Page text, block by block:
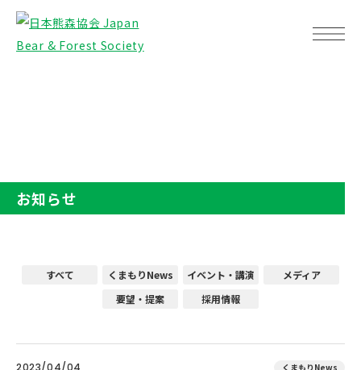
お知らせ
すべて くまもりNews イベント・講演
メディア
要望・提案
採用情報
2023/04/04 くまもりNews